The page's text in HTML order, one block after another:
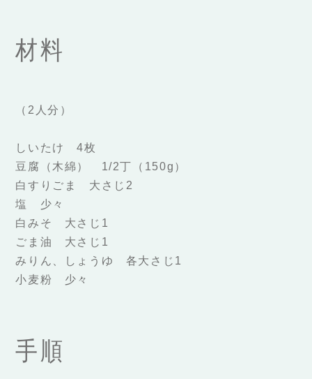
材料
（2人分）
しいたけ 4枚
豆腐（木綿） 1/2丁（150g）
白すりごま 大さじ2
塩 少々
白みそ 大さじ1
ごま油 大さじ1
みりん、しょうゆ 各大さじ1
小麦粉 少々
手順